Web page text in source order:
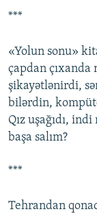
***
«Yolun sonu»
çapdan
şikayətlənirdi,
bilərdin,
Qız uşağıdı,
başa salım?
***
Tehrandan